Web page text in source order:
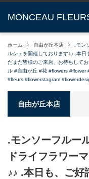
ホーム 自由が丘本店
.モン
ルシェを開催しております♪♪ .本
だまだ皆様のご来店、お待ちして
ル #自由が丘 #花 #flowers #flower
#fleurs #flowerstagram
自由が丘本店
.モンソーフルー
ドライフラワー
♪♪ .本日も、ご